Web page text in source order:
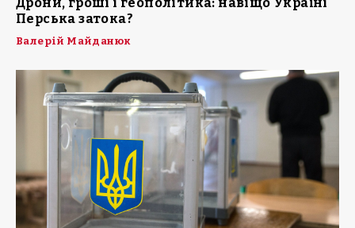
Дрони, гроші і геополітика: навіщо Україні
Перська затока?
Валерій Майданюк